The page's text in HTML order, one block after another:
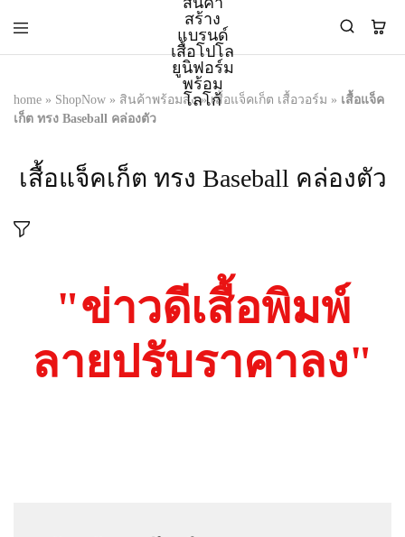
PMK
ผลิต
สินค้า
โลโก้
ผู้
โปโล
ยูนิฟอร์ม
เขียว
ระดับ
ที่2
home » ShopNow » สินค้าพร้อมส่ง»เสื้อแจ็คเก็ต เสื้อวอร์ม » เสื้อแจ็ค
เก็ต ทรง Baseball คล่องตัว
เสื้อแจ็คเก็ต ทรง Baseball คล่องตัว
"ข่าวดีเสื้อพิมพ์
ลายปรับราคาลง"